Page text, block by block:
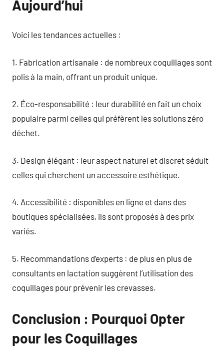
Aujourd’hui
Voici les tendances actuelles :
1. Fabrication artisanale : de nombreux coquillages sont
polis à la main, offrant un produit unique.
2. Éco-responsabilité : leur durabilité en fait un choix
populaire parmi celles qui préfèrent les solutions zéro
déchet.
3. Design élégant : leur aspect naturel et discret séduit
celles qui cherchent un accessoire esthétique.
4. Accessibilité : disponibles en ligne et dans des
boutiques spécialisées, ils sont proposés à des prix
variés.
5. Recommandations d’experts : de plus en plus de
consultants en lactation suggèrent l’utilisation des
coquillages pour prévenir les crevasses.
Conclusion : Pourquoi Opter
pour les Coquillages